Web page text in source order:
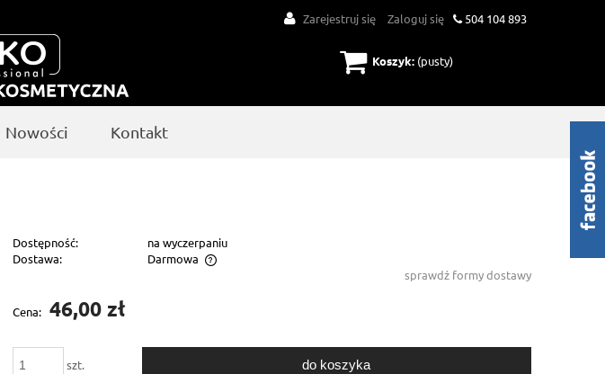
504 104 893
Zarejestruj się Zaloguj się
Koszyk: (pusty)
Nowości Kontakt
Dostępność:
na wyczerpaniu
Dostawa:
Darmowa
nie zawiera ewentualnych kosztów
sprawdź formy dostawy
Cena: 46,00 zł
szt. do koszyka